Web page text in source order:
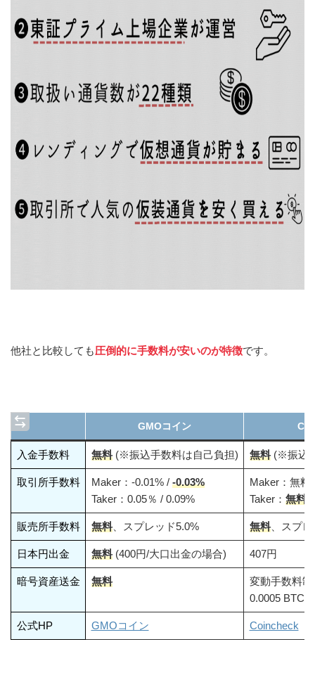
他社と比較しても圧倒的に手数料が安いのが特徴です。
GMOコイン
入金手数料 無料(※振込手数料は自己負担) 無料(※振込
取引所手数料 Maker：-0.01% / -0.03%
Taker：0.05％ / 0.09%
Maker：無料
Taker： 無料
販売所手数料 無料、スプレッド5.0% 無料、スプレ
日本円出金 無料(400円/大口出金の場合) 407円
暗号資産送金 無料
変動手数料制
0.0005 BTC (
公式HP GMOコイン Coincheck